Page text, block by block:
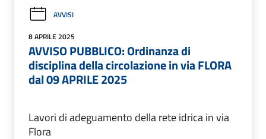
AVVISI
8 APRILE 2025
AVVISO PUBBLICO: Ordinanza di
disciplina della circolazione in via FLORA
dal 09 APRILE 2025
Lavori di adeguamento della rete idrica in via
Flora